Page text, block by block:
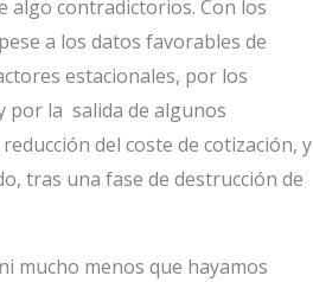
algo contradictorios. Con los
a los datos favorables de
estacionales, por los
por la salida de algunos
del coste de cotización, y
tras una fase de destrucción de
mucho menos que hayamos